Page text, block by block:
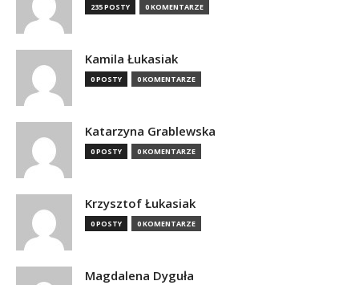
235 POSTY 0 KOMENTARZE
Kamila Łukasiak
0 POSTY 0 KOMENTARZE
Katarzyna Grablewska
0 POSTY 0 KOMENTARZE
Krzysztof Łukasiak
0 POSTY 0 KOMENTARZE
Magdalena Dyguła